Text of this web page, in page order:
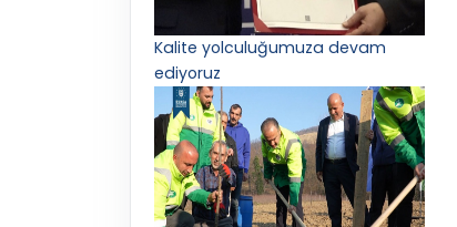
Kalite yolculuğumuza devam
ediyoruz